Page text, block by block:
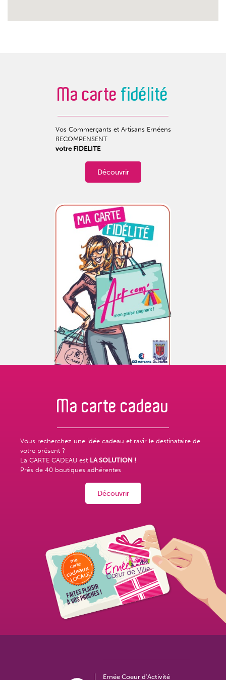
Ma carte fidélité
Vos Commerçants et Artisans Ernéens
RECOMPENSENT
votre FIDELITE
Découvrir
Ma carte cadeau
Vous recherchez une idée cadeau et ravir le destinataire de
votre présent ?
La CARTE CADEAU est LA SOLUTION !
Près de 40 boutiques adhérentes
Découvrir
Ernée Coeur d'Activité